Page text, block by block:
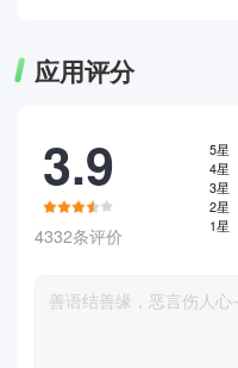
应用评分
3.9
4332条评价
5星
4星
3星
2星
1星